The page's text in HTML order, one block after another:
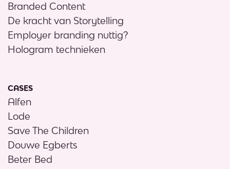
Branded Content
De kracht van Storytelling
Employer branding nuttig?
Hologram technieken
CASES
Alfen
Lode
Save The Children
Douwe Egberts
Beter Bed